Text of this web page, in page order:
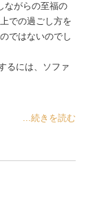
ながらの至福の
での過ごし方を
ではないのでし
るには、ソファ
...続きを読む